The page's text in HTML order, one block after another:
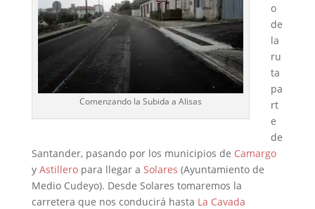
Comenzando la Subida a Alisas
o
de
la
ru
ta
pa
rt
e
de
Santander, pasando por los municipios de Camargo
y Astilleropara llegar a Solares (Ayuntamiento de
Medio Cudeyo). Desde Solares tomaremos la
carretera que nos conducirá hasta La Cavada